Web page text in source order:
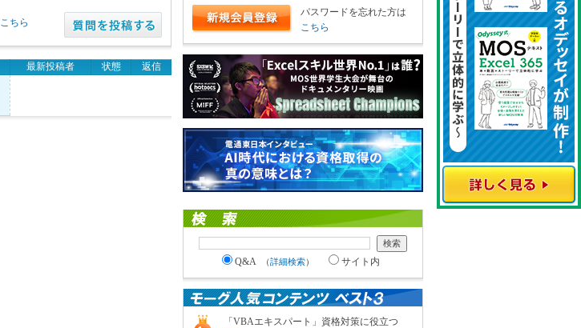
こちら
最新投稿者 状態 返信
パスワードを忘れた方は
こちら
Q&A （詳細検索） サイト内
「VBAエキスパート」資格対策に役立つ